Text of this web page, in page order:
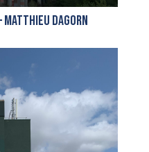
Matthieu Dagorn